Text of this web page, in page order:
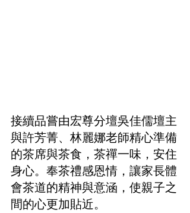
接續品嘗由宏尊分壇吳佳儒壇主
與許芳菁、林麗娜老師精心準備
的茶席與茶食，茶禪一味，安住
身心。奉茶禮感恩情，讓家長體
會茶道的精神與意涵，使親子之
間的心更加貼近。